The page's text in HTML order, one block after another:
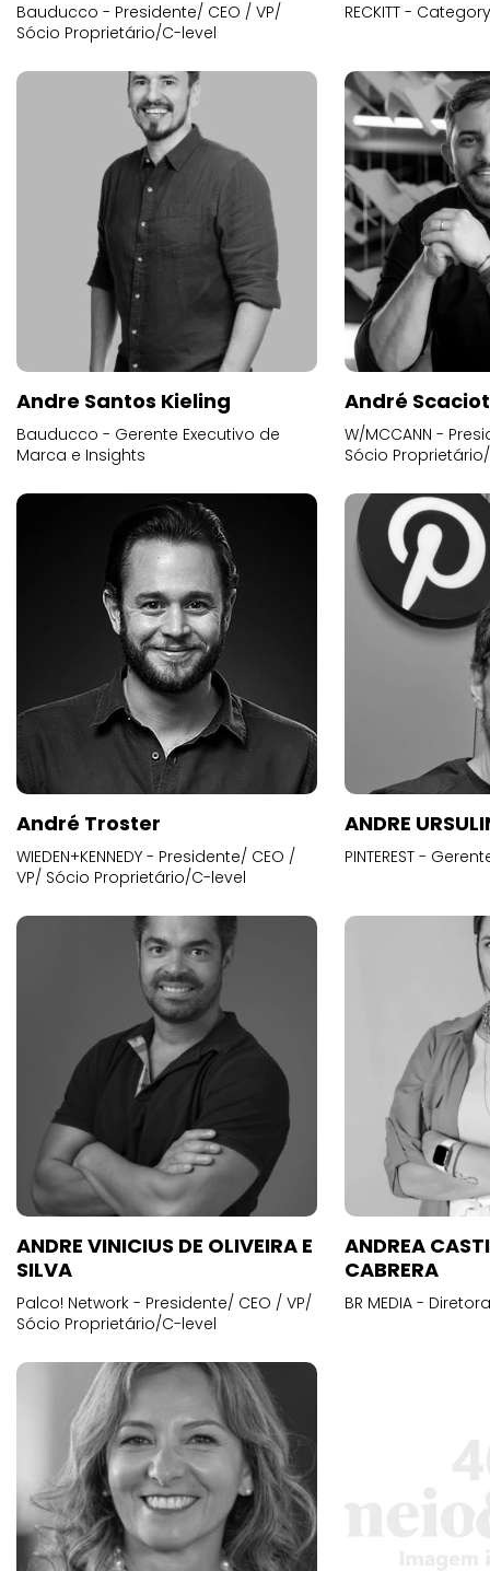
Bauducco - Presidente/ CEO / VP/
Sócio Proprietário/C-level
RECKITT -
Andre Santos Kieling
Bauducco - Gerente Executivo de
Marca e Insights
André
W/MCCANN -
Sócio
André Troster
WIEDEN+KENNEDY - Presidente/ CEO /
VP/ Sócio Proprietário/C-level
ANDRE
PINTEREST -
ANDRE VINICIUS DE OLIVEIRA E
SILVA
Palco! Network - Presidente/ CEO / VP/
Sócio Proprietário/C-level
ANDREA
CABRERA
BR MEDIA -